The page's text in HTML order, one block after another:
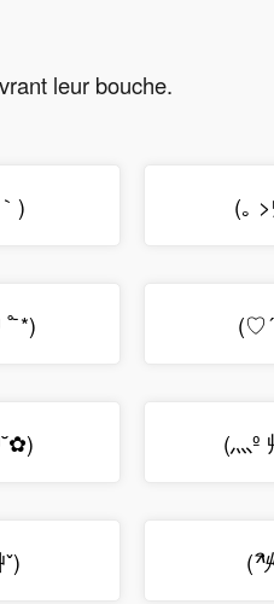
leur bouche.
) (｡
*)
(灬º
(^ิ